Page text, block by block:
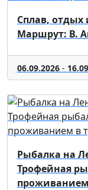
Сплав, отдых
Маршрут: В.
06.09.2026 -
Рыбалка на
Трофейная
проживанием